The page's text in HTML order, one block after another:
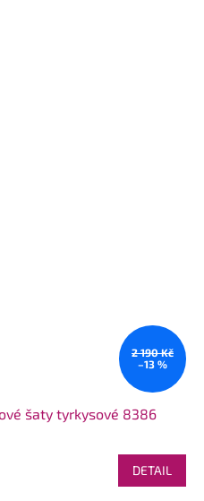
2 190 Kč
–13 %
šaty tyrkysové 8386
DETAIL